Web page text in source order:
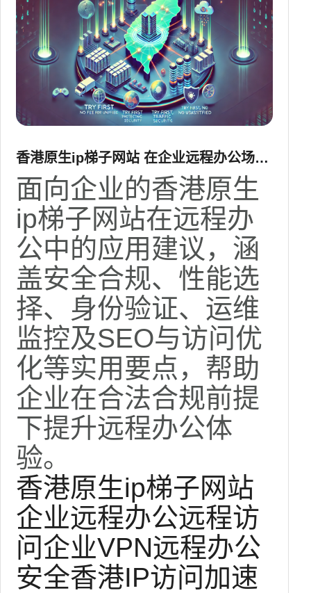
香港原生ip梯子网站 在企业远程办公场景
中的实际应用建议
面向企业的香港原生
ip梯子网站在远程办
公中的应用建议，涵
盖安全合规、性能选
择、身份验证、运维
监控及SEO与访问优
化等实用要点，帮助
企业在合法合规前提
下提升远程办公体
验。
香港原生ip梯子网站
企业远程办公远程访
问企业VPN远程办公
安全香港IP访问加速